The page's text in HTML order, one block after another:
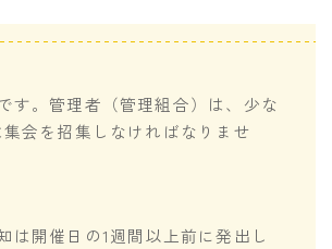
す。管理者（管理組合）は、少な
集会を招集しなければなりませ
は開催日の1週間以上前に発出し